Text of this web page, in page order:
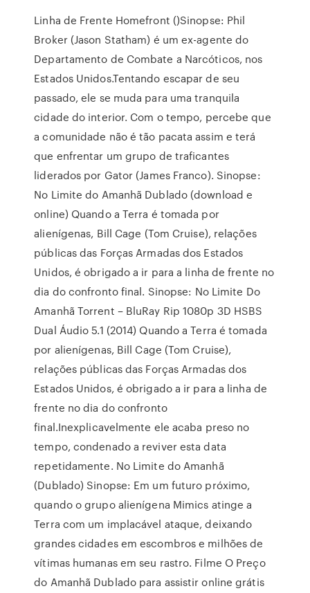
Linha de Frente Homefront ()Sinopse: Phil
Broker (Jason Statham) é um ex-agente do
Departamento de Combate a Narcóticos, nos
Estados Unidos.Tentando escapar de seu
passado, ele se muda para uma tranquila
cidade do interior. Com o tempo, percebe que
a comunidade não é tão pacata assim e terá
que enfrentar um grupo de traficantes
liderados por Gator (James Franco). Sinopse:
No Limite do Amanhã Dublado (download e
online) Quando a Terra é tomada por
alienígenas, Bill Cage (Tom Cruise), relações
públicas das Forças Armadas dos Estados
Unidos, é obrigado a ir para a linha de frente no
dia do confronto final. Sinopse: No Limite Do
Amanhã Torrent – BluRay Rip 1080p 3D HSBS
Dual Áudio 5.1 (2014) Quando a Terra é tomada
por alienígenas, Bill Cage (Tom Cruise),
relações públicas das Forças Armadas dos
Estados Unidos, é obrigado a ir para a linha de
frente no dia do confronto
final.Inexplicavelmente ele acaba preso no
tempo, condenado a reviver esta data
repetidamente. No Limite do Amanhã
(Dublado) Sinopse: Em um futuro próximo,
quando o grupo alienígena Mimics atinge a
Terra com um implacável ataque, deixando
grandes cidades em escombros e milhões de
vítimas humanas em seu rastro. Filme O Preço
do Amanhã Dublado para assistir online grátis